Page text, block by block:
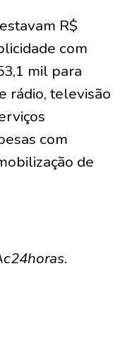
R$
com
mil para
rádio, televisão
com
de